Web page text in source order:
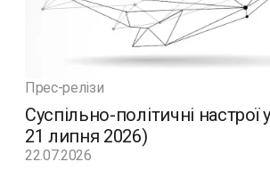
Прес-релізи
Суспільно-політичні настрої
21 липня 2026)
22.07.2026